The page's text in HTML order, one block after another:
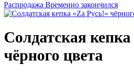
Распродажа Временно закончился
Солдатская
чёрного цвета